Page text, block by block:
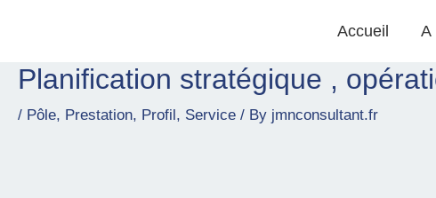
Accueil A
Planification stratégique ,
/ Pôle, Prestation, Profil, Service / By jmnconsultant.fr
Post